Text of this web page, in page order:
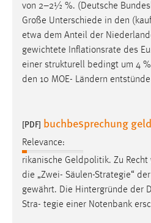
von 2–2½ %. (Deutsche
Große Unterschiede in den
etwa dem Anteil der
gewichtete Inflationsrate des
einer strukturell bedingt um 4
den 10 MOE- Ländern entstünde
[PDF] buchbesprechung geld
Relevance:
rikanische Geldpolitik. Zu
die „Zwei- Säulen-Strategie“
gewährt. Die Hintergründe der
Stra- tegie einer Notenbank